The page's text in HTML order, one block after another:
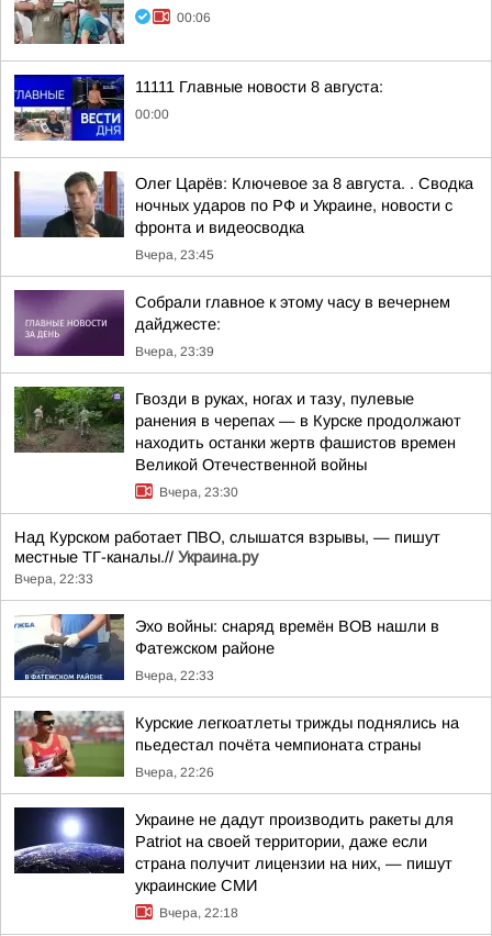
00:06
11111 Главные новости 8 августа:
00:00
Олег Царёв: Ключевое за 8 августа. . Сводка
ночных ударов по РФ и Украине, новости с
фронта и видеосводка
Вчера, 23:45
Собрали главное к этому часу в вечернем
дайджесте:
Вчера, 23:39
Гвозди в руках, ногах и тазу, пулевые
ранения в черепах — в Курске продолжают
находить останки жертв фашистов времен
Великой Отечественной войны
Вчера, 23:30
Над Курском работает ПВО, слышатся взрывы, — пишут
местные ТГ-каналы.// Украина.ру
Вчера, 22:33
Эхо войны: снаряд времён ВОВ нашли в
Фатежском районе
Вчера, 22:33
Курские легкоатлеты трижды поднялись на
пьедестал почёта чемпионата страны
Вчера, 22:26
Украине не дадут производить ракеты для
Patriot на своей территории, даже если
страна получит лицензии на них, — пишут
украинские СМИ
Вчера, 22:18